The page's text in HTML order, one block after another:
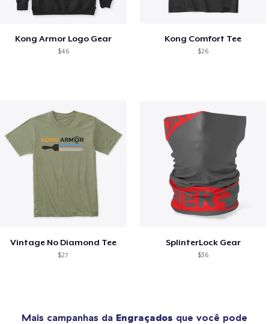
Kong Armor Logo Gear
$46
Kong Comfort Tee
$26
Vintage No Diamond Tee
$27
SplinterLock Gear
$36
Mais campanhas da Engraçados que você pode